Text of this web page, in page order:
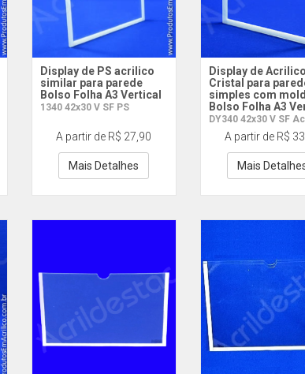
Display de PS acrilico
similar para parede
Bolso Folha A3 Vertical
1340 42x30 V SF PS
A partir de R$ 27,90
Mais Detalhes
Display de Acrilico
Cristal para
simples com
Bolso Folha A3
DY340 42x30 V SF
A partir de R$
Mais